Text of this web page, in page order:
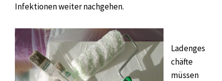
Infektionen weiter nachgehen.
Ladenges
chäfte
müssen